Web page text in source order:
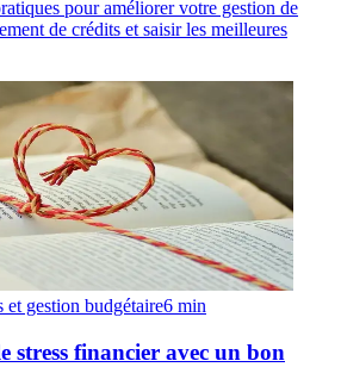
pour améliorer votre gestion de
de crédits et saisir les meilleures
et gestion budgétaire6 min
stress financier avec un bon